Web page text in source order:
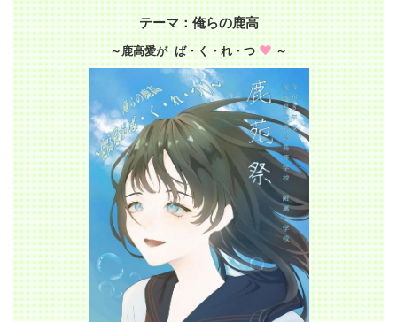
テーマ：俺らの鹿高
～鹿高愛が ば・く・れ・つ ～